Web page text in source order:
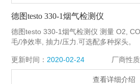
德图testo 330-1烟气检测仪
德图testo 330-1烟气检测仪 测量 O2,
毛/净效率, 抽力/压力.可选配多种探头。
更新时间： 2020-02-24 厂商性质
查看详细介绍